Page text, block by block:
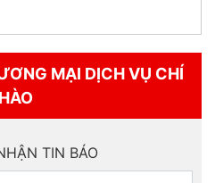
MẠI DỊCH VỤ CHÍ
HÀO
TIN BÁO